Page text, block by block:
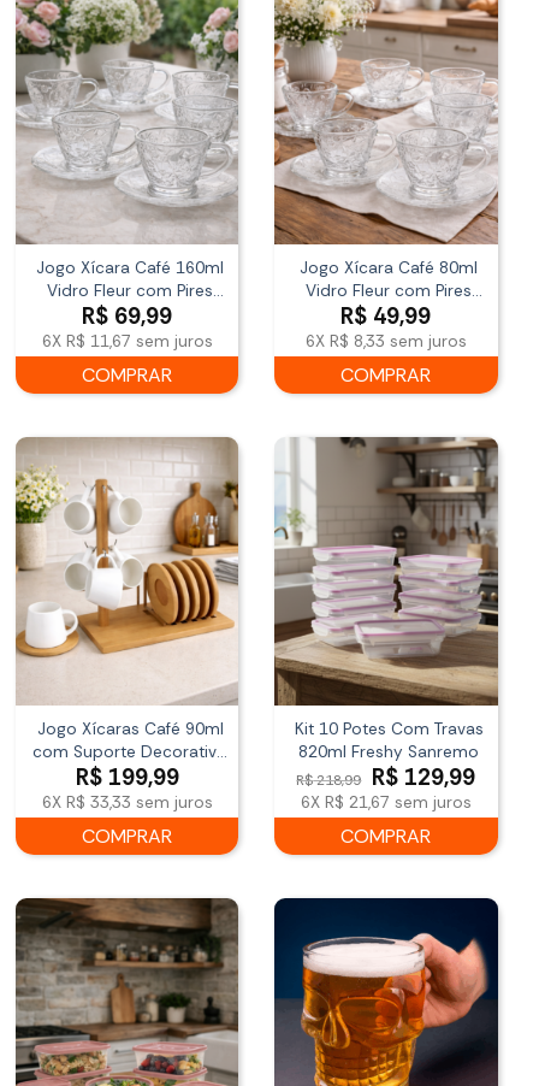
Jogo Xícara Café 160ml
Vidro Fleur com Pires
Elegante
R$ 69,99
6X R$ 11,67 sem juros
COMPRAR
Jogo Xícara Café 80ml
Vidro Fleur com Pires
Elegante
R$ 49,99
6X R$ 8,33 sem juros
COMPRAR
Jogo Xícaras Café 90ml
com Suporte Decorativo
Hauskraft
R$199,99
6X R$ 33,33 sem juros
COMPRAR
Kit 10 Potes Com Travas
820ml Freshy Sanremo
R$218,99 O
preço
original
era:
R$ 129,99O
atual
é:
6X R$ 21,67 sem juros
COMPRAR